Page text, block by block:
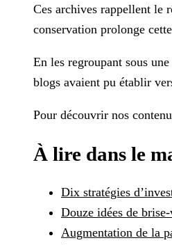
Ces archives rappellent le
conservation prolonge
En les regroupant sous
blogs avaient pu établir
Pour découvrir nos
À lire dans le
Dix stratégies
Douze idées de
Augmentation de la